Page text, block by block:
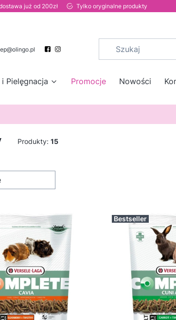
już od 200zł Tylko oryginalne produkty
Pielęgnacja Promocje Nowości
Produkty: 15
Bestseller